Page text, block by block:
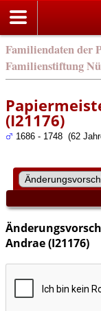
Familiendaten der
Familienstiftung
(I21176)
1686 - 1748 (62
Andrae (I21176)